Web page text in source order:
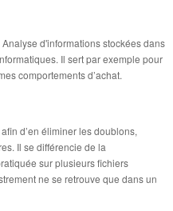
d'informations stockées dans
Il sert par exemple pour
comportements d’achat.
d’en éliminer les doublons,
Il se différencie de la
sur plusieurs fichiers
ne se retrouve que dans un